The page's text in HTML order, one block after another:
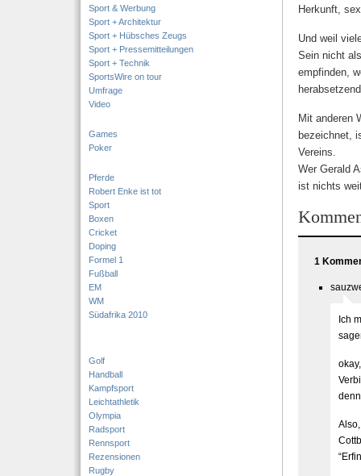
Sport & Werbung
Sport + Architektur
Sport + Hübsches Zeugs
Sport + Pressemitteilungen
Sport + Technik
SportsWire on tour
Umfrage
Video
Games
Poker
Pferde
Robert Enke ist tot
Sport
Boxen
Cricket
Doping
Formel 1
Fußball
EM
WM
Südafrika 2010
Golf
Handball
Kampfsport
Leichtathletik
Olympia
Radsport
Rennsport
Rezensionen
Rugby
Herkunft,
Und weil
Sein nicht
empfinden,
Mit anderen
bezeichnet,
Vereins.
Wer Gerald
ist nichts
1
Ich